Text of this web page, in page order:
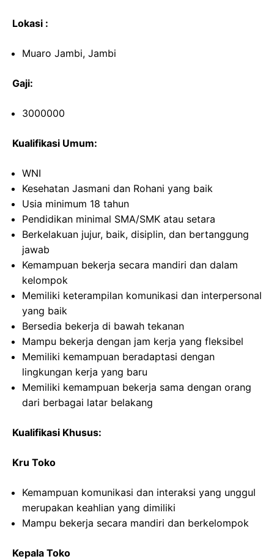
Lokasi :
Muaro Jambi, Jambi
Gaji:
3000000
Kualifikasi Umum:
WNI
Kesehatan Jasmani dan Rohani yang baik
Usia minimum 18 tahun
Pendidikan minimal SMA/SMK atau setara
Berkelakuan jujur, baik, disiplin, dan bertanggung
jawab
Kemampuan bekerja secara mandiri dan dalam
kelompok
Memiliki keterampilan komunikasi dan interpersonal
yang baik
Bersedia bekerja di bawah tekanan
Mampu bekerja dengan jam kerja yang fleksibel
Memiliki kemampuan beradaptasi dengan
lingkungan kerja yang baru
Memiliki kemampuan bekerja sama dengan orang
dari berbagai latar belakang
Kualifikasi Khusus:
Kru Toko
Kemampuan komunikasi dan interaksi yang unggul
merupakan keahlian yang dimiliki
Mampu bekerja secara mandiri dan berkelompok
Kepala Toko